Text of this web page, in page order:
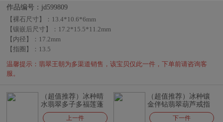
作品编号：jd599809
【裸石尺寸】： 13.4*10.6*6mm
【镶嵌后尺寸】： 17.2*15.5*11.2mm
【内径】： 17.2mm
【指圈】： 13.5
温馨提示：翡翠王朝为多渠道销售，该宝贝仅此一件，下单前请咨询客
服。
（超值推荐）冰种晴
水翡翠多子多福莲蓬
挂件（金扣）
上一件
（超值推荐）冰种镶
金伴钻翡翠葫芦戒指
下一件